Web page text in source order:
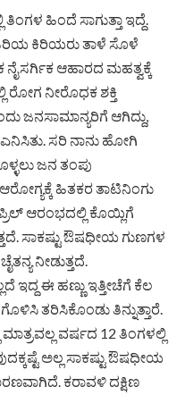
ಹಿಂದೆ ಸಾಗುತ್ತಾ‌ ಇದ್ದೆ.
ಹಿರಿಯ ಕಿರಿಯರು ತಾಳೆ ಸೊಳೆ
ನೈಸರ್ಗಿಕ ಆಹಾರದ ಮಹತ್ವಕ್ಕೆ
ರೋಗ ನೀರೊಧಕ ಶಕ್ತಿ
ಜನಸಾಮಾನ್ಯರಿಗೆ ಆಗಿದ್ದು,
ಎನಿಸಿತು. ಸರಿ ನಾನು ಹೋಗಿ
ಜನ ತಂಪು
ಹಿತಕರ ತಾಟಿನಿಂಗು
ಆರಂಭದಲ್ಲಿ ಕೊಯ್ಲಿಗೆ
ಸಾಕಷ್ಟು ಔಷಧೀಯ ಗುಣಗಳ
ನೀಡುತ್ತದೆ.
ಇದ್ದ ಈ‌ ಹಣ್ಣು ಇತ್ತೀಚೆಗೆ ಕೆಲ
ತರಿಸಿಕೊಂಡು ತಿನ್ನುತ್ತಾರೆ.
ವರ್ಷದ 12 ತಿಂಗಳಲ್ಲಿ
ಅಲ್ಲ ಸಾಕಷ್ಟು ಔಷಧೀಯ
ಕರಾವಳಿ ದಕ್ಷಿಣ